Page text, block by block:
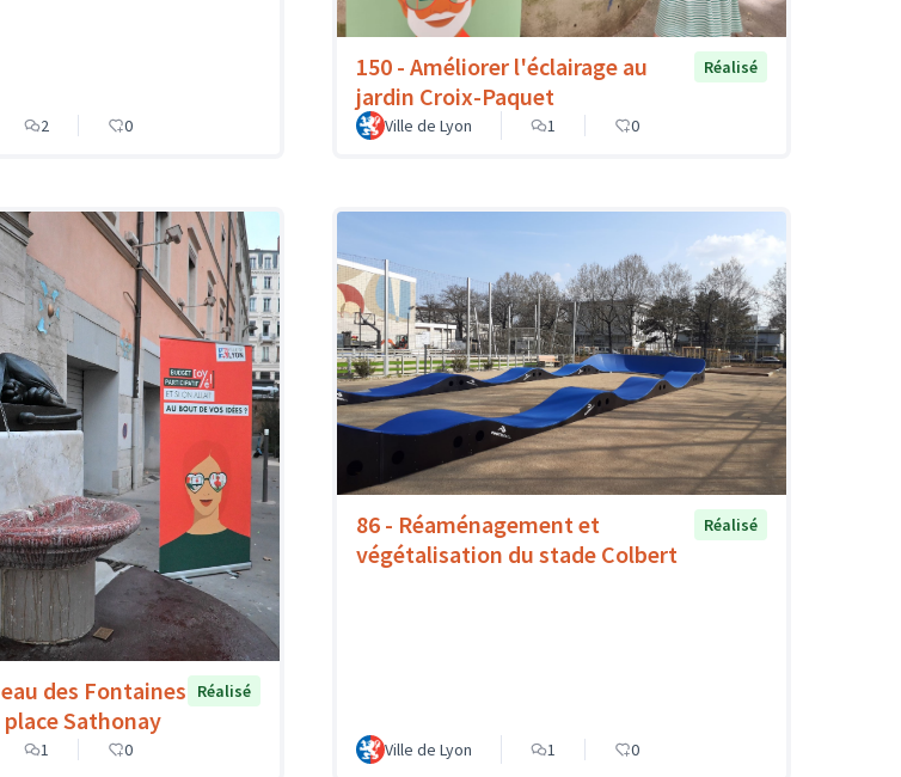
2 0
150 - Améliorer l'éclairage au
jardin Croix-Paquet
Réalisé
Ville de Lyon 1 0
des Fontaines
Sathonay
Réalisé
1 0
86 - Réaménagement et
végétalisation du stade Colbert
Réalisé
Ville de Lyon 1 0